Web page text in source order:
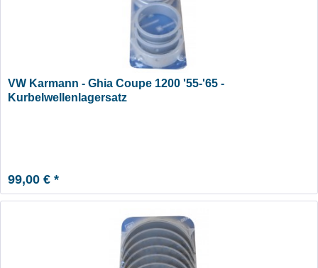
VW Karmann - Ghia Coupe 1200 '55-'65 -
Kurbelwellenlagersatz
99,00 € *